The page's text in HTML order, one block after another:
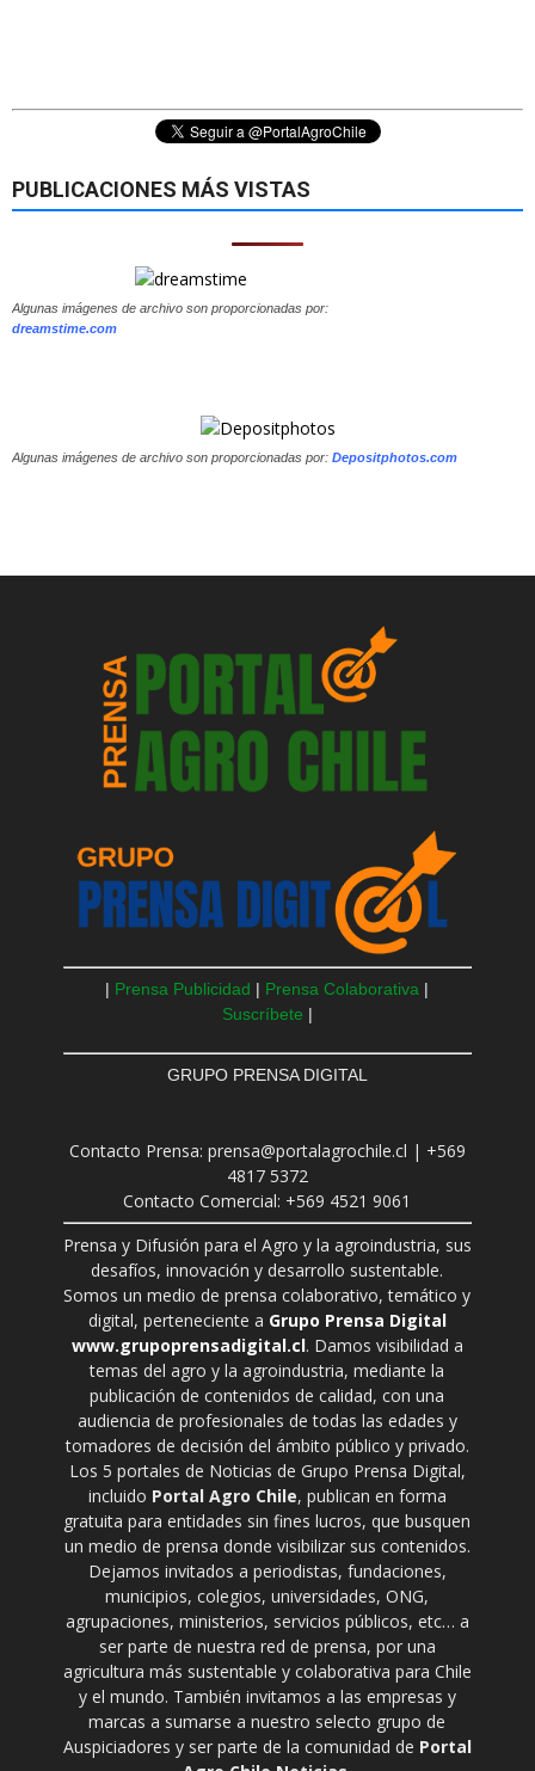
PUBLICACIONES MÁS VISTAS
Algunas imágenes de archivo son proporcionadas por:
dreamstime.com
Algunas imágenes de archivo son proporcionadas por: Depositphotos.com
| Prensa Publicidad | Prensa Colaborativa |
Suscríbete |
GRUPO PRENSA DIGITAL
Contacto Prensa: prensa@portalagrochile.cl | +569
4817 5372
Contacto Comercial: +569 4521 9061
Prensa y Difusión para el Agro y la agroindustria, sus
desafíos, innovación y desarrollo sustentable.
Somos un medio de prensa colaborativo, temático y
digital, perteneciente a Grupo Prensa Digital
www.grupoprensadigital.cl. Damos visibilidad a
temas del agro y la agroindustria, mediante la
publicación de contenidos de calidad, con una
audiencia de profesionales de todas las edades y
tomadores de decisión del ámbito público y privado.
Los 5 portales de Noticias de Grupo Prensa Digital,
incluido Portal Agro Chile, publican en forma
gratuita para entidades sin fines lucros, que busquen
un medio de prensa donde visibilizar sus contenidos.
Dejamos invitados a periodistas, fundaciones,
municipios, colegios, universidades, ONG,
agrupaciones, ministerios, servicios públicos, etc… a
ser parte de nuestra red de prensa, por una
agricultura más sustentable y colaborativa para Chile
y el mundo. También invitamos a las empresas y
marcas a sumarse a nuestro selecto grupo de
Auspiciadores y ser parte de la comunidad de Portal